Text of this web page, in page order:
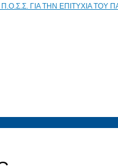
ΓΙΑ ΤΗΝ ΕΠΙΤΥΧΙΑ